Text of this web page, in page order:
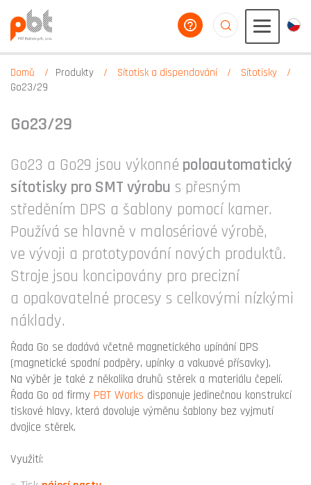
poradíme vám
Domů Produkty Sítotisk a dispendování
Sítotisky
Go23/29
Go23/29
Go23 a Go29 jsou výkonné poloautomatický
sítotisky pro SMT výrobu s přesným
středěním DPS a šablony pomocí kamer.
Používá se hlavně v malosériové výrobě,
ve vývoji a prototypování nových produktů.
Stroje jsou koncipovány pro precizní
a opakovatelné procesy s celkovými nízkými
náklady.
Řada Go se dodává včetně magnetického upínání DPS
(magnetické spodní podpěry, upínky a vakuové přísavky).
Na výběr je také z několika druhů stěrek a materiálu čepelí.
Řada Go od firmy PBT Works disponuje jedinečnou konstrukcí
tiskové hlavy, která dovoluje výměnu šablony bez vyjmutí
dvojice stěrek.
Využití: